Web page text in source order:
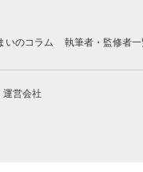
いのコラム 執筆者・監修者
運営会社